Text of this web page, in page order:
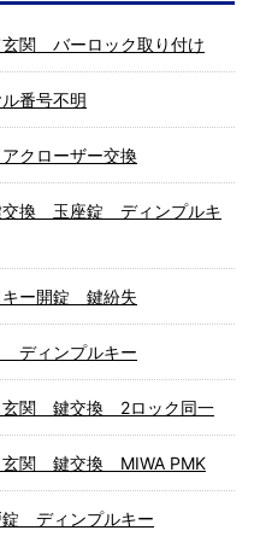
関 バーロック取り付け
番号不明
クローザー交換
交換 玉座錠 ディンプルキ
ー開錠 鍵紛失
ィンプルキー
玄関 鍵交換 2ロック同一
玄関 鍵交換 MIWA PMK
ディンプルキー